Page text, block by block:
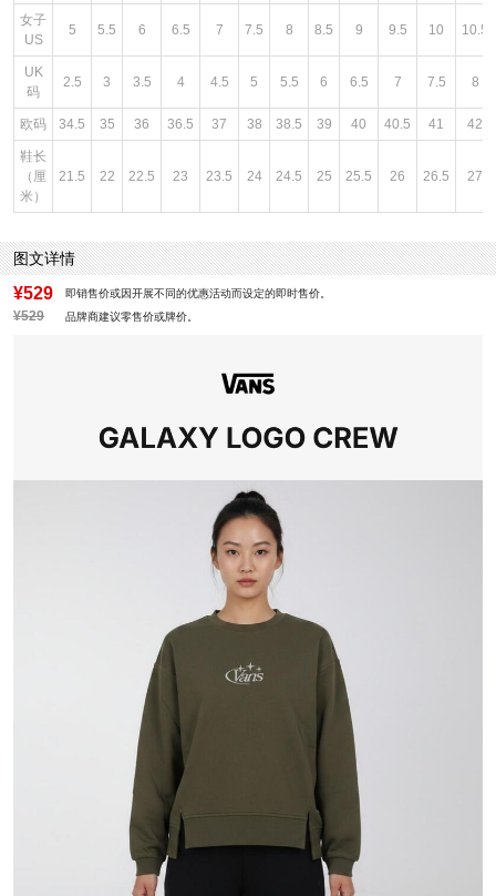
女子
US
5 5.5 6 6.5 7 7.5 8 8.5 9 9.5 10 10.5
UK
码
2.5 3 3.5 4 4.5 5 5.5 6 6.5 7 7.5 8
欧码 34.5 35 36 36.5 37 38 38.5 39 40 40.5 41 42
鞋长
（厘
米）
21.5 22 22.5 23 23.5 24 24.5 25 25.5 26 26.5 27
图文详情
¥529 即销售价或因开展不同的优惠活动而设定的即时售价。
¥529 品牌商建议零售价或牌价。